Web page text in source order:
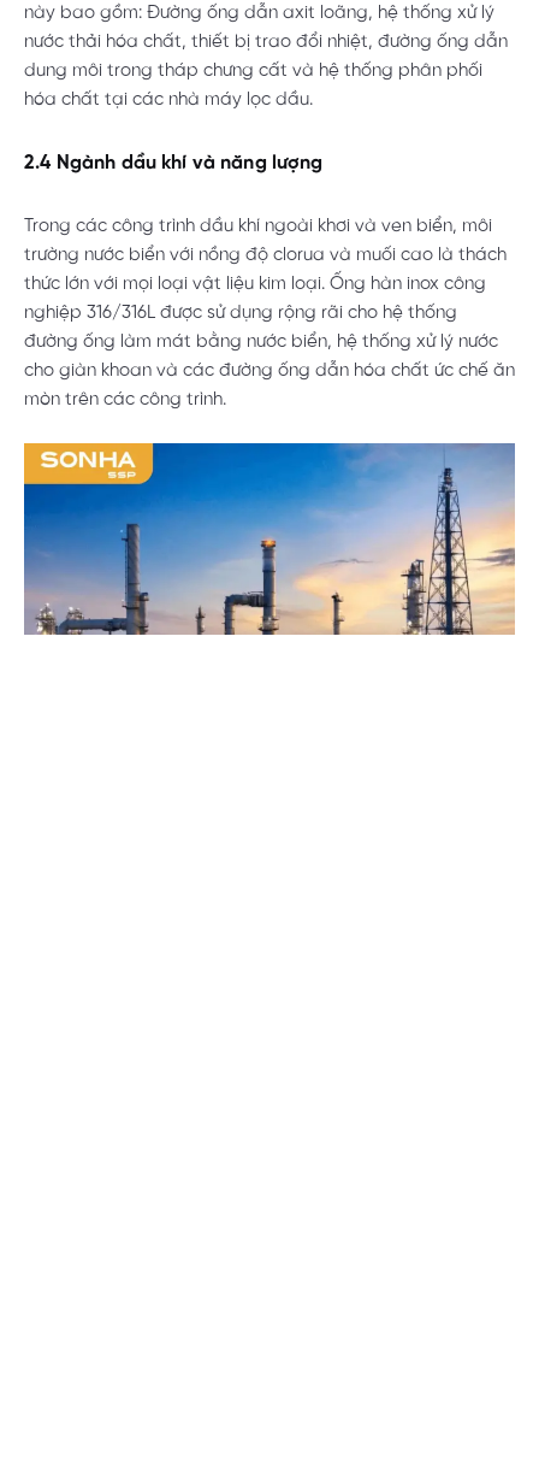
này bao gồm: Đường ống dẫn axit loãng, hệ thống xử lý
nước thải hóa chất, thiết bị trao đổi nhiệt, đường ống dẫn
dung môi trong tháp chưng cất và hệ thống phân phối
hóa chất tại các nhà máy lọc dầu.
2.4 Ngành dầu khí và năng lượng
Trong các công trình dầu khí ngoài khơi và ven biển, môi
trường nước biển với nồng độ clorua và muối cao là thách
thức lớn với mọi loại vật liệu kim loại. Ống hàn inox công
nghiệp 316/316L được sử dụng rộng rãi cho hệ thống
đường ống làm mát bằng nước biển, hệ thống xử lý nước
cho giàn khoan và các đường ống dẫn hóa chất ức chế ăn
mòn trên các công trình.